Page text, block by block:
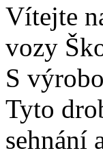
Vítejte
vozy
S
Tyto
sehnání